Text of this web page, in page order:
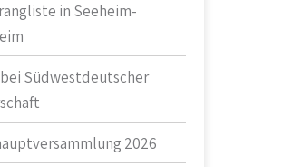
in Seeheim-
Südwestdeutscher
2026